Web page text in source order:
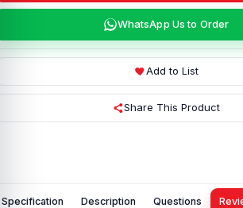
WhatsApp Us to Order
Add to List
Share This Product
Specification Description Questions